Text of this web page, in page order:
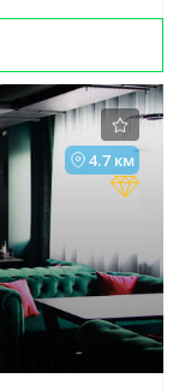
4.7 км